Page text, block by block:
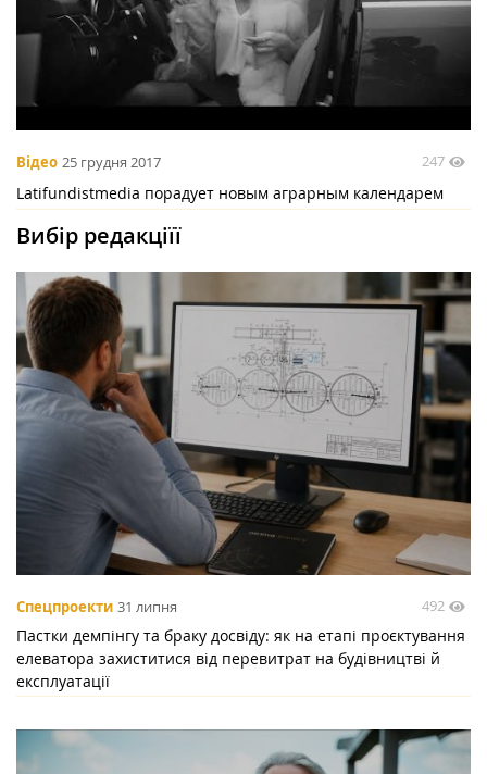
Відео 25 грудня 2017 247
Latifundistmedia порадует новым аграрным календарем
Вибір редакціїї
Спецпроекти 31 липня 492
Пастки демпінгу та браку досвіду: як на етапі проєктування
елеватора захиститися від перевитрат на будівництві й
експлуатації